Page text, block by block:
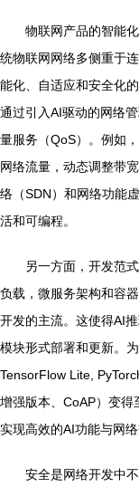
物联网产品的智能
统物联网网络多侧重于
能化、自适应和安全化
通过引入AI驱动的网络
量服务（QoS）。例如
网络流量，动态调整带
络（SDN）和网络功能
活和可编程。
另一方面，开发范
负载，微服务架构和容
开发的主流。这使得AI
模块形式部署和更新。
TensorFlow Lite,
增强版本、CoAP）变
实现高效的AI功能与网络
安全是网络开发中